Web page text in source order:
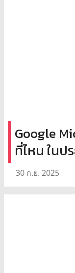
Google
ที่ไหน ในป
30 ก.ย. 2025